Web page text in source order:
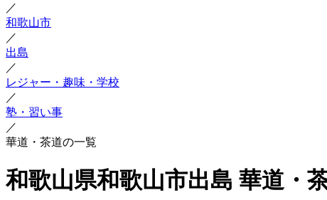
／
和歌山市
／
出島
／
レジャー・趣味・学校
／
塾・習い事
／
華道・茶道の一覧
和歌山県和歌山市出島 華道・